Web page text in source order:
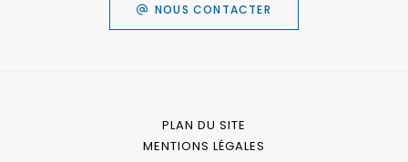
NOUS CONTACTER
PLAN DU SITE
MENTIONS LÉGALES